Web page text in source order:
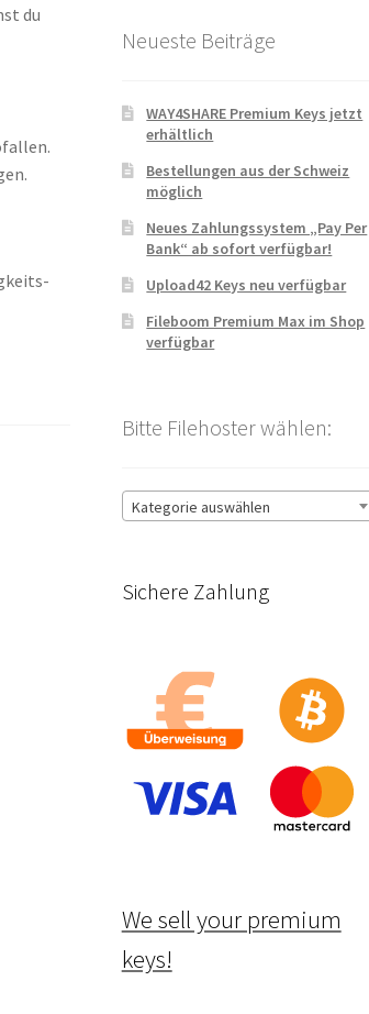
du
Neueste Beiträge
WAY4SHARE Premium Keys jetzt
erhältlich
Bestellungen aus der Schweiz
möglich
Neues Zahlungssystem „Pay Per
Bank“ ab sofort verfügbar!
Upload42 Keys neu verfügbar
Fileboom Premium Max im Shop
verfügbar
Bitte Filehoster wählen:
Kategorie auswählen
Sichere Zahlung
We sell your premium
keys!